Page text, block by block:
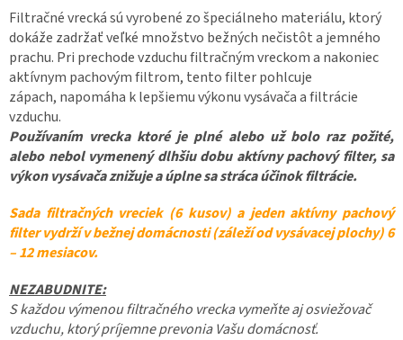
Filtračné vrecká sú vyrobené zo špeciálneho materiálu, ktorý
dokáže zadržať veľké množstvo bežných nečistôt a jemného
prachu. Pri prechode vzduchu filtračným vreckom a nakoniec
aktívnym pachovým filtrom, tento filter pohlcuje
zápach, napomáha k lepšiemu výkonu vysávača a filtrácie
vzduchu.
Používaním vrecka ktoré je plné alebo už bolo raz požité,
alebo nebol vymenený dlhšiu dobu aktívny pachový filter, sa
výkon vysávača znižuje a úplne sa stráca účinok filtrácie.
Sada filtračných vreciek (6 kusov) a jeden aktívny pachový
filter vydrží v bežnej domácnosti (záleží od vysávacej plochy) 6
– 12 mesiacov.
NEZABUDNITE:
S každou výmenou filtračného vrecka vymeňte aj osviežovač
vzduchu, ktorý príjemne prevonia Vašu domácnosť.